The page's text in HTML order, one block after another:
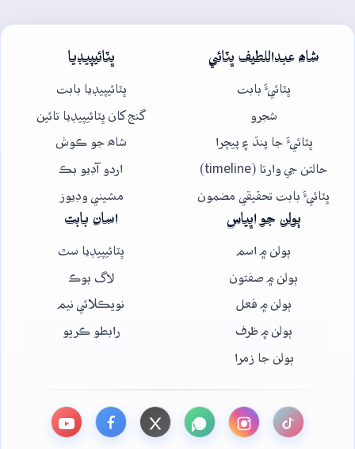
شاھ عبداللطيف ڀٽائي
ڀٽائيءَ بابت
شجرو
ڀٽائيءَ جا پنڌ ۽ پيچرا
حالتن جي وارتا (timeline)
ڀٽائيءَ بابت تحقيقي مضمون
ڀٽائيپيڊيا
ڀٽائيپيڊيا بابت
گنج کان ڀٽائيپيڊيا تائين
شاھ جو ڪوش
اردو آڊيو بڪ
مشيني وڊيوز
ٻولن جو اڀياس
ٻولن ۾ اسم
ٻولن ۾ صفتون
ٻولن ۾ فعل
ٻولن ۾ ظرف
ٻولن جا زمرا
اسان بابت
ڀٽائيپيڊيا سٿ
لاگ بوڪ
نويڪلائي نيم
رابطو ڪريو